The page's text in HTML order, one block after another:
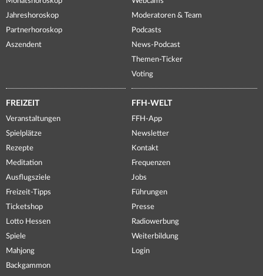
Jahreshoroskop
Partnerhoroskop
Aszendent
Moderatoren & Team
Podcasts
News-Podcast
Themen-Ticker
Voting
FREIZEIT
Veranstaltungen
Spielplätze
Rezepte
Meditation
Ausflugsziele
Freizeit-Tipps
Ticketshop
Lotto Hessen
Spiele
Mahjong
Backgammon
FFH-WELT
FFH-App
Newsletter
Kontakt
Frequenzen
Jobs
Führungen
Presse
Radiowerbung
Weiterbildung
Login